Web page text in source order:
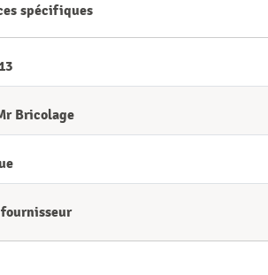
spécifiques
Bricolage